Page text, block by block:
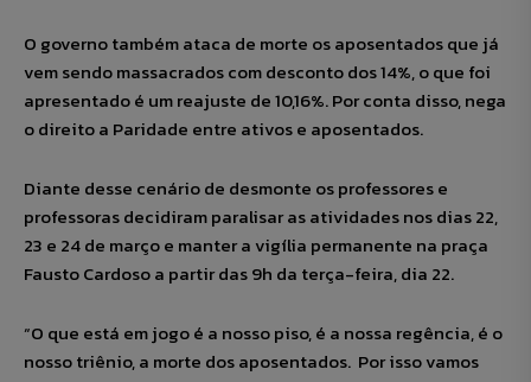
O governo também ataca de morte os aposentados que já
vem sendo massacrados com desconto dos 14%, o que foi
apresentado é um reajuste de 10,16%. Por conta disso, nega
o direito a Paridade entre ativos e aposentados.
Diante desse cenário de desmonte os professores e
professoras decidiram paralisar as atividades nos dias 22,
23 e 24 de março e manter a vigília permanente na praça
Fausto Cardoso a partir das 9h da terça-feira, dia 22.
“O que está em jogo é a nosso piso, é a nossa regência, é o
nosso triênio, a morte dos aposentados. Por isso vamos